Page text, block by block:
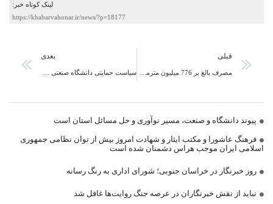
لینک کوتاه خبر:
https://khabarvahonar.ir/news/?p=18177
قبلی بعدی
پیوند دانشگاه و صنعت، مسیر نوآوری و حل مسائل استان است
فرهنگ عاشورا و مکتب ایثار و شهادت امروز بیش از توان نظامی جمهوری
اسلامی ایران موجب هراس دشمنان شده است
روز خبرنگار در خراسان جنوبی؛ شورای اداری به رنگ رسانه
نباید از نقش خبرنگاران در عرصه جنگ روایت‌ها غافل شد